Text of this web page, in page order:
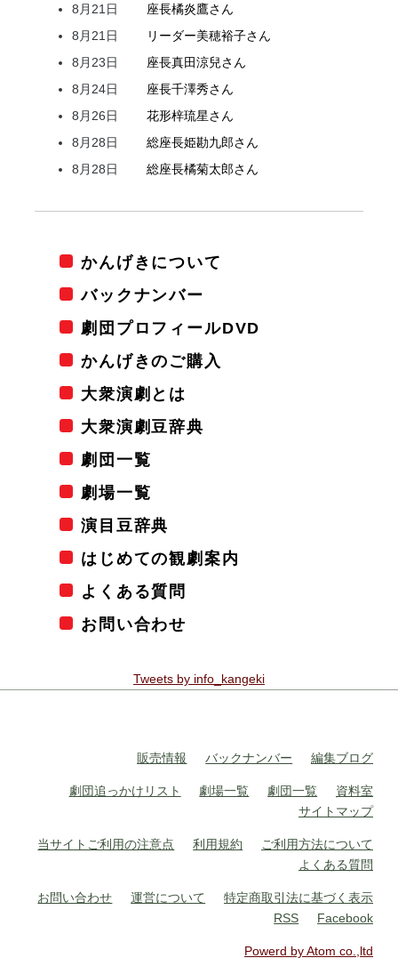
8月21日
座長橘炎鷹さん
8月21日
リーダー美穂裕子さん
8月23日
座長真田涼兒さん
8月24日
座長千澤秀さん
8月26日
花形梓琉星さん
8月28日
総座長姫勘九郎さん
8月28日
総座長橘菊太郎さん
かんげきについて
バックナンバー
劇団プロフィールDVD
かんげきのご購入
大衆演劇とは
大衆演劇豆辞典
劇団一覧
劇場一覧
演目豆辞典
はじめての観劇案内
よくある質問
お問い合わせ
Tweets by info_kangeki
販売情報 バックナンバー 編集ブログ
劇団追っかけリスト 劇場一覧 劇団一覧
資料室
サイトマップ
当サイトご利用の注意点 利用規約
ご利用方法について
よくある質問
お問い合わせ 運営について
特定商取引法に基づく表示
RSS
Facebook
Powerd by Atom co.,ltd